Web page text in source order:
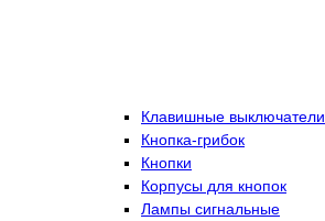
Клавишные выключатели
Кнопка-грибок
Кнопки
Корпусы для кнопок
Лампы сигнальные